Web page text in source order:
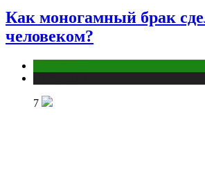
Как моногамный брак
человеком?
7